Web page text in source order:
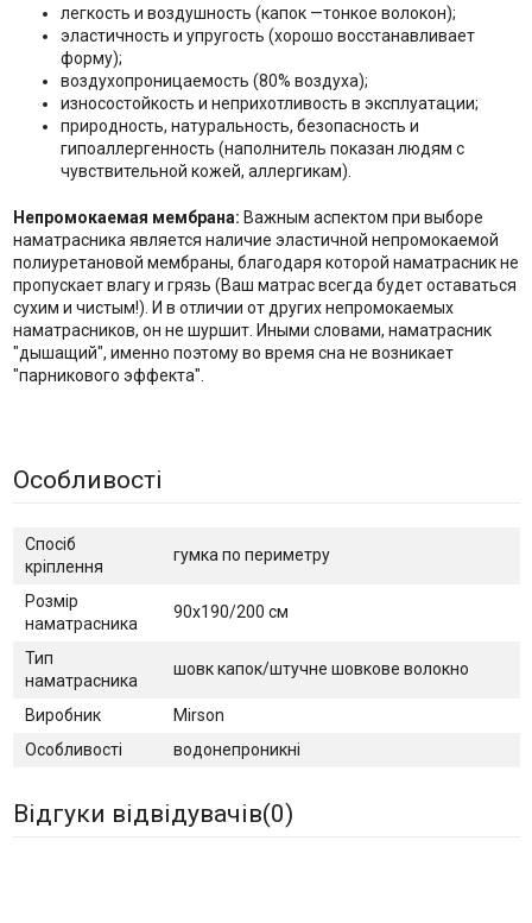
легкость и воздушность (капок —тонкое волокон);
эластичность и упругость (хорошо восстанавливает
форму);
воздухопроницаемость (80% воздуха);
износостойкость и неприхотливость в эксплуатации;
природность, натуральность, безопасность и
гипоаллергенность (наполнитель показан людям с
чувствительной кожей, аллергикам).
Непромокаемая мембрана: Важным аспектом при выборе
наматрасника является наличие эластичной непромокаемой
полиуретановой мембраны, благодаря которой наматрасник не
пропускает влагу и грязь (Ваш матрас всегда будет оставаться
сухим и чистым!). И в отличии от других непромокаемых
наматрасников, он не шуршит. Иными словами, наматрасник
"дышащий", именно поэтому во время сна не возникает
"парникового эффекта".
Особливості
Спосіб
кріплення
гумка по периметру
Розмір
наматрасника
90х190/200 см
Тип
наматрасника
шовк капок/штучне шовкове волокно
Виробник
Mirson
Особливості
водонепроникні
Відгуки відвідувачів(0)